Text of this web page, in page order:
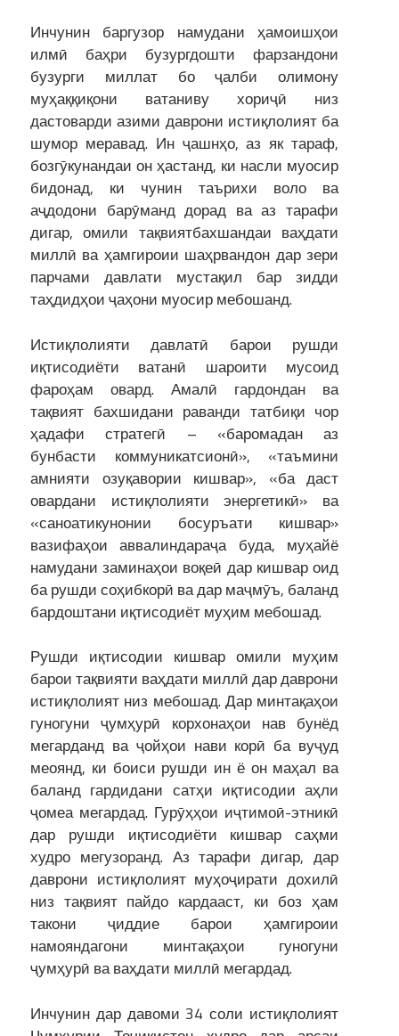
Инчунин баргузор намудани ҳамоишҳои
илмӣ баҳри бузургдошти фарзандони
бузурги миллат бо ҷалби олимону
муҳаққиқони ватаниву хориҷӣ низ
дастоварди азими даврони истиқлолият ба
шумор меравад. Ин ҷашнҳо, аз як тараф,
бозгӯкунандаи он ҳастанд, ки насли муосир
бидонад, ки чунин таърихи воло ва
аҷдодони барӯманд дорад ва аз тарафи
дигар, омили тақвиятбахшандаи ваҳдати
миллӣ ва ҳамгироии шаҳрвандон дар зери
парчами давлати мустақил бар зидди
таҳдидҳои ҷаҳони муосир мебошанд.
Истиқлолияти давлатӣ барои рушди
иқтисодиёти ватанӣ шароити мусоид
фароҳам овард. Амалӣ гардондан ва
тақвият бахшидани раванди татбиқи чор
ҳадафи стратегӣ – «баромадан аз
бунбасти коммуникатсионӣ», «таъмини
амнияти озуқавории кишвар», «ба даст
овардани истиқлолияти энергетикӣ» ва
«саноатикунонии босуръати кишвар»
вазифаҳои аввалиндараҷа буда, муҳайё
намудани заминаҳои воқеӣ дар кишвар оид
ба рушди соҳибкорӣ ва дар маҷмӯъ, баланд
бардоштани иқтисодиёт муҳим мебошад.
Рушди иқтисодии кишвар омили муҳим
барои тақвияти ваҳдати миллӣ дар даврони
истиқлолият низ мебошад. Дар минтақаҳои
гуногуни ҷумҳурӣ корхонаҳои нав бунёд
мегарданд ва ҷойҳои нави корӣ ба вуҷуд
меоянд, ки боиси рушди ин ё он маҳал ва
баланд гардидани сатҳи иқтисодии аҳли
ҷомеа мегардад. Гурӯҳҳои иҷтимоӣ-этникӣ
дар рушди иқтисодиёти кишвар саҳми
худро мегузоранд. Аз тарафи дигар, дар
даврони истиқлолият муҳоҷирати дохилӣ
низ тақвият пайдо кардааст, ки боз ҳам
такони ҷиддие барои ҳамгироии
намояндагони минтақаҳои гуногуни
ҷумҳурӣ ва ваҳдати миллӣ мегардад.
Инчунин дар давоми 34 соли истиқлолият